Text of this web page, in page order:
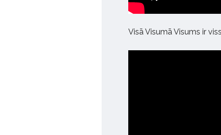
Visā Visumā Visums ir